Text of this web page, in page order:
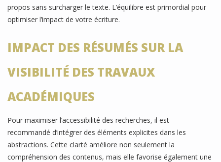
propos sans surcharger le texte. L’équilibre est primordial pour
optimiser l’impact de votre écriture.
IMPACT DES RÉSUMÉS SUR LA
VISIBILITÉ DES TRAVAUX
ACADÉMIQUES
Pour maximiser l’accessibilité des recherches, il est
recommandé d’intégrer des éléments explicites dans les
abstractions. Cette clarté améliore non seulement la
compréhension des contenus, mais elle favorise également une